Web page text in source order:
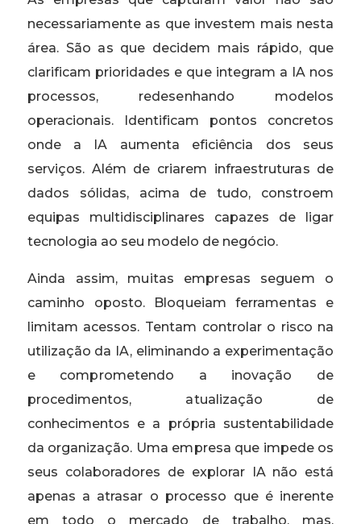
necessariamente as que investem mais nesta
área. São as que decidem mais rápido, que
clarificam prioridades e que integram a IA nos
processos, redesenhando modelos
operacionais. Identificam pontos concretos
onde a IA aumenta eficiência dos seus
serviços. Além de criarem infraestruturas de
dados sólidas, acima de tudo, constroem
equipas multidisciplinares capazes de ligar
tecnologia ao seu modelo de negócio.
Ainda assim, muitas empresas seguem o
caminho oposto. Bloqueiam ferramentas e
limitam acessos. Tentam controlar o risco na
utilização da IA, eliminando a experimentação
e comprometendo a inovação de
procedimentos, atualização de
conhecimentos e a própria sustentabilidade
da organização. Uma empresa que impede os
seus colaboradores de explorar IA não está
apenas a atrasar o processo que é inerente
em todo o mercado de trabalho, mas,